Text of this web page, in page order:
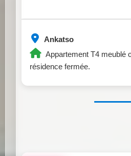
Ankatso
Appartement T4 meublé
résidence fermée.